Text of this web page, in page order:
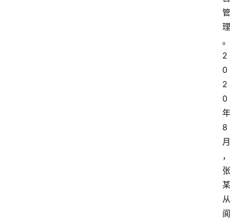
管
理
。
2
0
2
0
年
8
月
，
张
某
从
阆